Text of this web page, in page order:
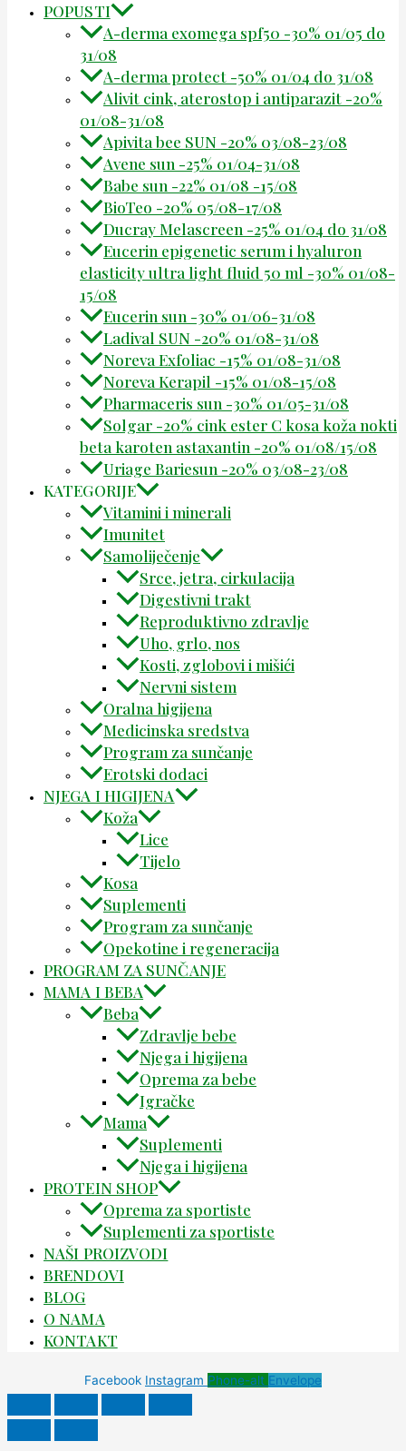
POPUSTI
A-derma exomega spf50 -30% 01/05 do
31/08
A-derma protect -50% 01/04 do 31/08
Alivit cink, aterostop i antiparazit -20%
01/08-31/08
Apivita bee SUN -20% 03/08-23/08
Avene sun -25% 01/04-31/08
Babe sun -22% 01/08 -15/08
BioTeo -20% 05/08-17/08
Ducray Melascreen -25% 01/04 do 31/08
Eucerin epigenetic serum i hyaluron
elasticity ultra light fluid 50 ml -30% 01/08-
15/08
Eucerin sun -30% 01/06-31/08
Ladival SUN -20% 01/08-31/08
Noreva Exfoliac -15% 01/08-31/08
Noreva Kerapil -15% 01/08-15/08
Pharmaceris sun -30% 01/05-31/08
Solgar -20% cink ester C kosa koža nokti
beta karoten astaxantin -20% 01/08/15/08
Uriage Bariesun -20% 03/08-23/08
KATEGORIJE
Vitamini i minerali
Imunitet
Samoliječenje
Srce, jetra, cirkulacija
Digestivni trakt
Reproduktivno zdravlje
Uho, grlo, nos
Kosti, zglobovi i mišići
Nervni sistem
Oralna higijena
Medicinska sredstva
Program za sunčanje
Erotski dodaci
NJEGA I HIGIJENA
Koža
Lice
Tijelo
Kosa
Suplementi
Program za sunčanje
Opekotine i regeneracija
PROGRAM ZA SUNČANJE
MAMA I BEBA
Beba
Zdravlje bebe
Njega i higijena
Oprema za bebe
Igračke
Mama
Suplementi
Njega i higijena
PROTEIN SHOP
Oprema za sportiste
Suplementi za sportiste
NAŠI PROIZVODI
BRENDOVI
BLOG
O NAMA
KONTAKT
Facebook Instagram Phone-alt Envelope